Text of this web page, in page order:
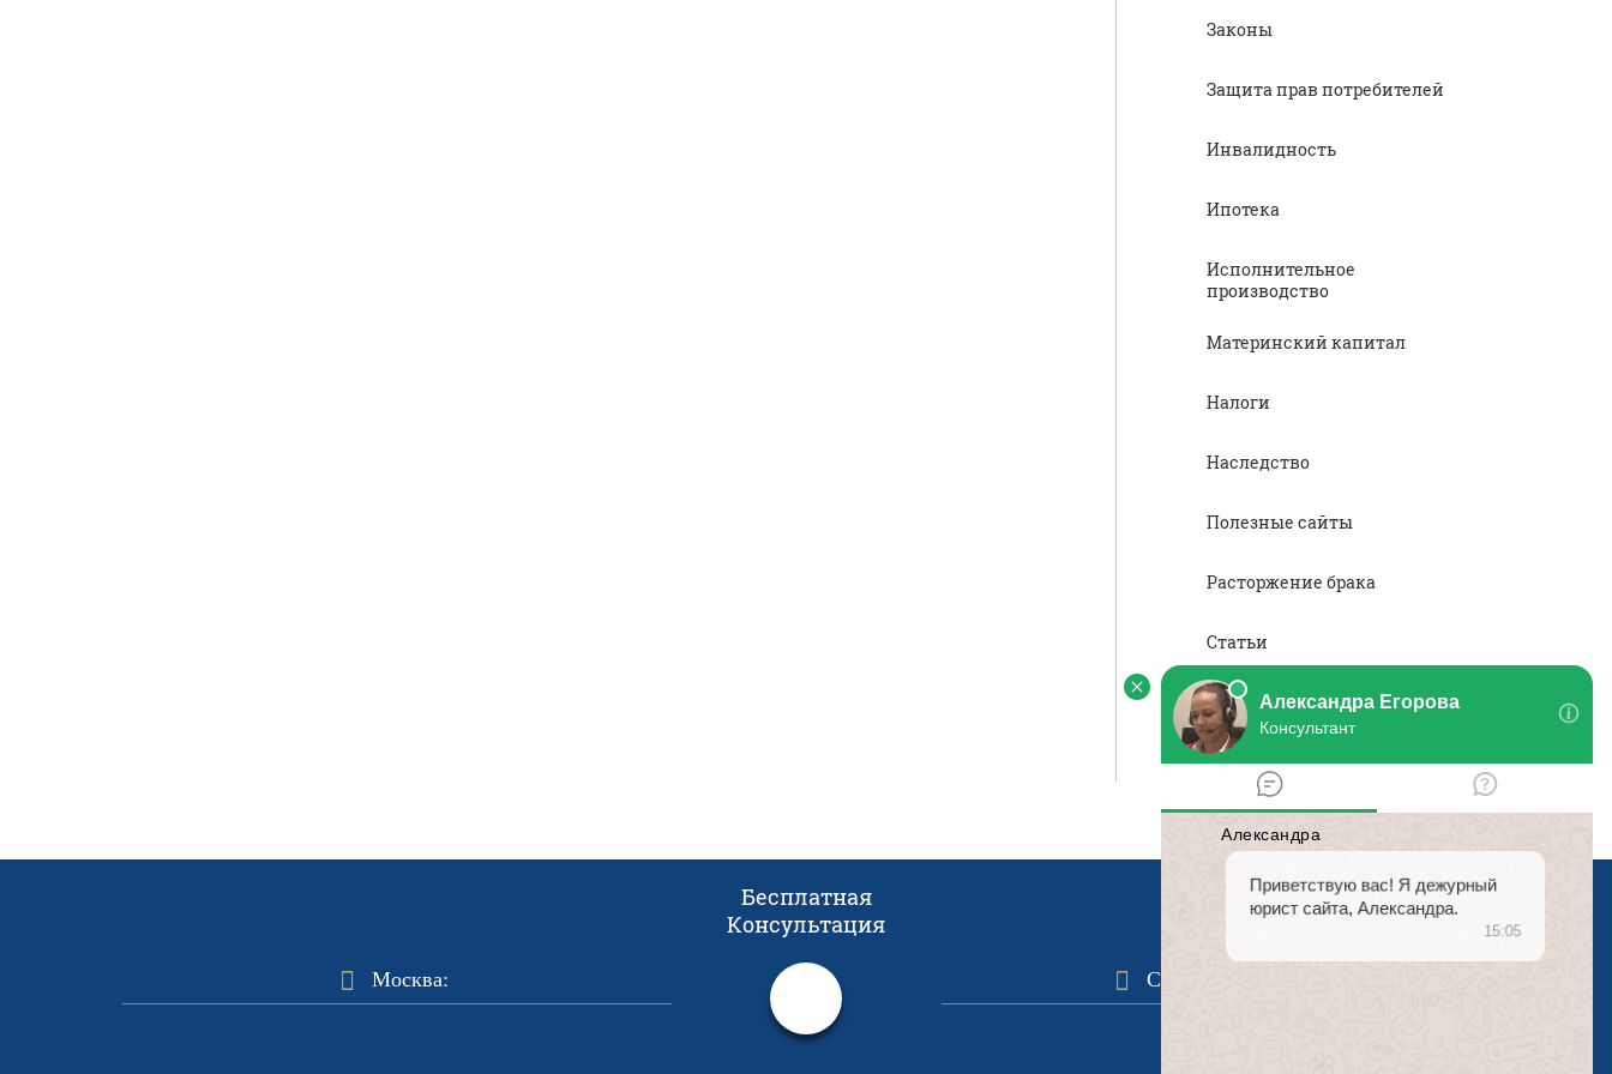
Законы
Защита прав потребителей
Инвалидность
Ипотека
Исполнительное
производство
Материнский капитал
Налоги
Наследство
Полезные сайты
Расторжение брака
Статьи
Судебное производство
Юридическая консультация
Бесплатная
Консультация
Москва: Санкт-Петербург: